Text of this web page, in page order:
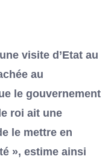
visite d’Etat au
au
le gouvernement
roi ait une
le mettre en
», estime ainsi